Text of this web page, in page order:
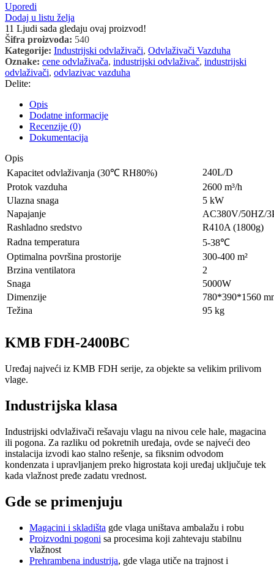
Uporedi
Dodaj u listu želja
11 Ljudi sada gledaju ovaj proizvod!
Šifra proizvoda: 540
Kategorije: Industrijski odvlaživači, Odvlaživači Vazduha
Oznake: cene odvlaživača, industrijski odvlaživač, industrijski
odvlaživači, odvlazivac vazduha
Delite:
Opis
Dodatne informacije
Recenzije (0)
Dokumentacija
Opis
Kapacitet odvlaživanja (30℃ RH80%)
240L/D
Protok vazduha
2600 m³/h
Ulazna snaga
5 kW
Napajanje
AC380V/50HZ/
Rashladno sredstvo
R410A (1800g)
Radna temperatura
5-38℃
Optimalna površina prostorije
300-400 m²
Brzina ventilatora
2
Snaga
5000W
Dimenzije
780*390*1560
Težina
95 kg
KMB FDH-2400BC
Uređaj najveći iz KMB FDH serije, za objekte sa velikim prilivom
vlage.
Industrijska klasa
Industrijski odvlaživači rešavaju vlagu na nivou cele hale, magacina
ili pogona. Za razliku od pokretnih uređaja, ovde se najveći deo
instalacija izvodi kao stalno rešenje, sa fiksnim odvodom
kondenzata i upravljanjem preko higrostata koji uređaj uključuje tek
kada vlažnost pređe zadatu vrednost.
Gde se primenjuju
Magacini i skladišta gde vlaga uništava ambalažu i robu
Proizvodni pogoni sa procesima koji zahtevaju stabilnu
vlažnost
Prehrambena industrija, gde vlaga utiče na trajnost i